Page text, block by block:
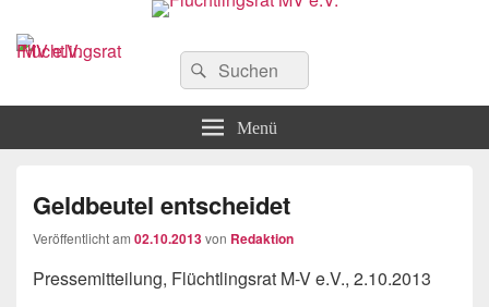
Flüchtlingsrat MV e.V.
Schwerin
Suchen
nach:
Suchen
Menü
Geldbeutel entscheidet
Veröffentlicht am 02.10.2013von Redaktion
Pressemitteilung, Flüchtlingsrat M-V e.V., 2.10.2013